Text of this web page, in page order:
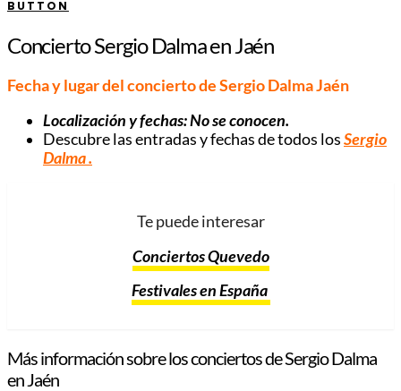
BUTTON
Concierto Sergio Dalma en Jaén
Fecha y lugar del concierto de Sergio Dalma Jaén
Localización y fechas: No se conocen.
Descubre las entradas y fechas de todos losSergio
Dalma.
Te puede interesar
Conciertos Quevedo
Festivales en España
Más información sobre los conciertos de Sergio Dalma
en Jaén